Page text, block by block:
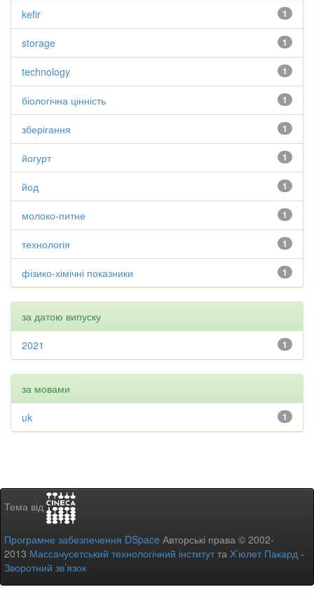
1
kefir
1
storage
1
technology
1
біологічна цінність
1
зберігання
1
йогурт
1
йод
1
молоко-питне
1
технологія
1
фізико-хімічні показники
за датою випуску
1
2021
за мовами
1
uk
Тема від
Програмне забезпечення DSpace Авторські права © 2002-
2013 Массачусетський технологічний інститутта Х’юлет Пакард -
Зворотний зв’язок